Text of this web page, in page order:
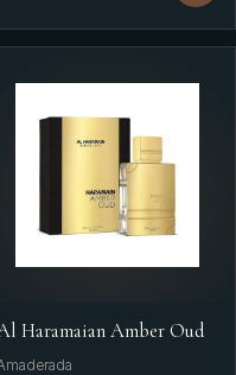
Haramaian Amber Oud